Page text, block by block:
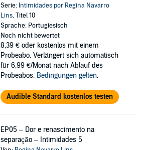
Serie: Intimidades por Regina Navarro
Lins, Titel 10
Sprache: Portugiesisch
Noch nicht bewertet
8,39 € oder kostenlos mit einem
Probeabo. Verlängert sich automatisch
für 6,99 €/Monat nach Ablauf des
Probeabos. Bedingungen gelten.
Audible Standard kostenlos testen
EP05 – Dor e renascimento na
separação – Intimidades 5